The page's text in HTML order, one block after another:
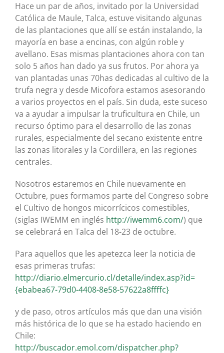
Hace un par de años, invitado por la Universidad
Católica de Maule, Talca, estuve visitando algunas
de las plantaciones que allí se están instalando, la
mayoría en base a encinas, con algún roble y
avellano. Esas mismas plantaciones ahora con tan
solo 5 años han dado ya sus frutos. Por ahora ya
van plantadas unas 70has dedicadas al cultivo de la
trufa negra y desde Micofora estamos asesorando
a varios proyectos en el país. Sin duda, este suceso
va a ayudar a impulsar la truficultura en Chile, un
recurso óptimo para el desarrollo de las zonas
rurales, especialmente del secano existente entre
las zonas litorales y la Cordillera, en las regiones
centrales.
Nosotros estaremos en Chile nuevamente en
Octubre, pues formamos parte del Congreso sobre
el Cultivo de hongos micorrícicos comestibles,
(siglas IWEMM en inglés http://iwemm6.com/) que
se celebrará en Talca del 18-23 de octubre.
Para aquellos que les apetezca leer la noticia de
esas primeras trufas:
http://diario.elmercurio.cl/detalle/index.asp?id=
{ebabea67-79d0-4408-8e58-57622a8ffffc}
y de paso, otros artículos más que dan una visión
más histórica de lo que se ha estado haciendo en
Chile:
http://buscador.emol.com/dispatcher.php?